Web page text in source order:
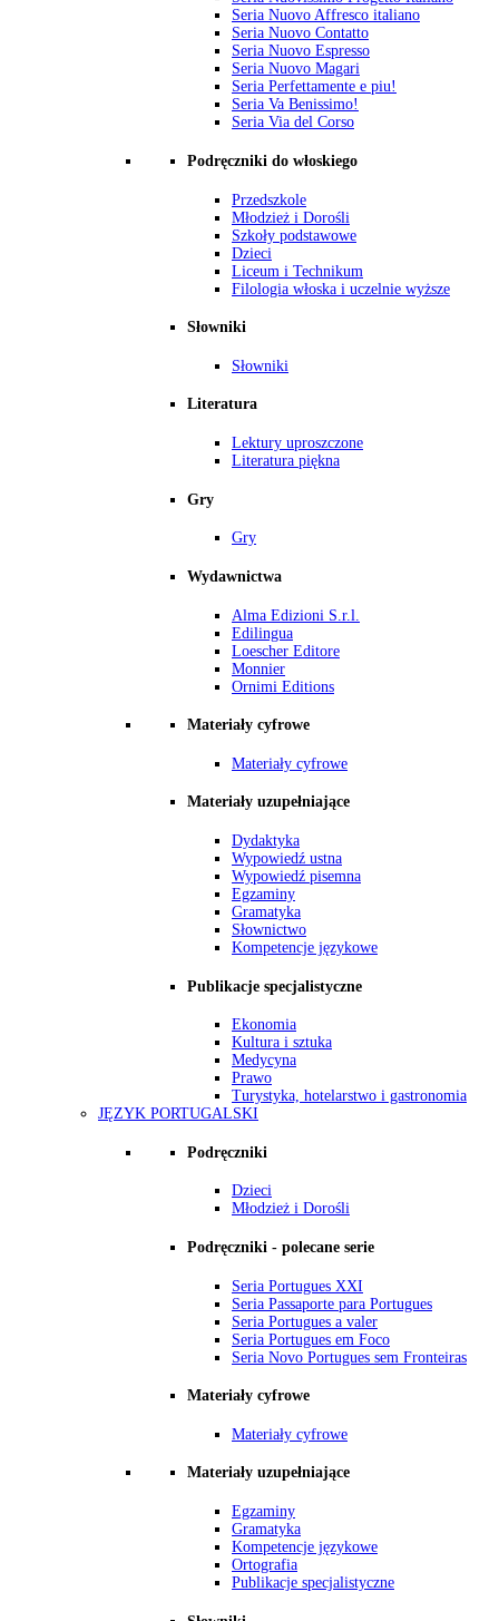
Seria Nuovo Affresco italiano
Seria Nuovo Contatto
Seria Nuovo Espresso
Seria Nuovo Magari
Seria Perfettamente e piu!
Seria Va Benissimo!
Seria Via del Corso
Podręczniki do włoskiego
Przedszkole
Młodzież i Dorośli
Szkoły podstawowe
Dzieci
Liceum i Technikum
Filologia włoska i uczelnie wyższe
Słowniki
Słowniki
Literatura
Lektury uproszczone
Literatura piękna
Gry
Gry
Wydawnictwa
Alma Edizioni S.r.l.
Edilingua
Loescher Editore
Monnier
Ornimi Editions
Materiały cyfrowe
Materiały cyfrowe
Materiały uzupełniające
Dydaktyka
Wypowiedź ustna
Wypowiedź pisemna
Egzaminy
Gramatyka
Słownictwo
Kompetencje językowe
Publikacje specjalistyczne
Ekonomia
Kultura i sztuka
Medycyna
Prawo
Turystyka, hotelarstwo i gastronomia
JĘZYK PORTUGALSKI
Podręczniki
Dzieci
Młodzież i Dorośli
Podręczniki - polecane serie
Seria Portugues XXI
Seria Passaporte para Portugues
Seria Portugues a valer
Seria Portugues em Foco
Seria Novo Portugues sem Fronteiras
Materiały cyfrowe
Materiały cyfrowe
Materiały uzupełniające
Egzaminy
Gramatyka
Kompetencje językowe
Ortografia
Publikacje specjalistyczne